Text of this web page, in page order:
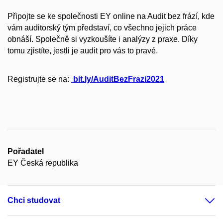
Připojte se ke společnosti EY online na Audit bez frází, kde
vám auditorský tým představí, co všechno jejich práce
obnáší. Společně si vyzkoušíte i analýzy z praxe. Díky
tomu zjistíte, jestli je audit pro vás to pravé.
Registrujte se na: bit.ly/AuditBezFrazi2021
Pořadatel
EY Česká republika
Chci studovat